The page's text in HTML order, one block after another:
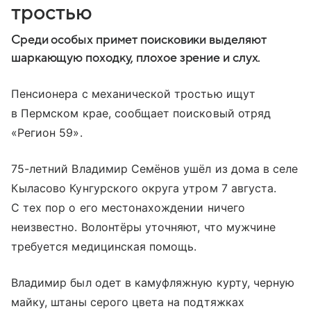
тростью
Среди особых примет поисковики выделяют
шаркающую походку, плохое зрение и слух.
Пенсионера с механической тростью ищут
в Пермском крае, сообщает поисковый отряд
«Регион 59».
75-летний Владимир Семёнов ушёл из дома в селе
Кыласово Кунгурского округа утром 7 августа.
С тех пор о его местонахождении ничего
неизвестно. Волонтёры уточняют, что мужчине
требуется медицинская помощь.
Владимир был одет в камуфляжную курту, черную
майку, штаны серого цвета на подтяжках